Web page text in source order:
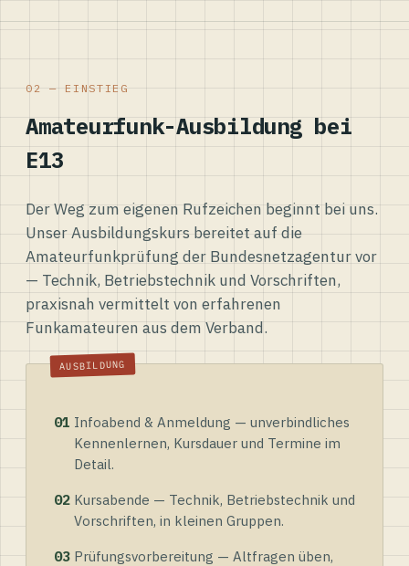
02 — EINSTIEG
Amateurfunk-Ausbildung bei
E13
Der Weg zum eigenen Rufzeichen beginnt bei uns.
Unser Ausbildungskurs bereitet auf die
Amateurfunkprüfung der Bundesnetzagentur vor
— Technik, Betriebstechnik und Vorschriften,
praxisnah vermittelt von erfahrenen
Funkamateuren aus dem Verband.
01 Infoabend & Anmeldung — unverbindliches
Kennenlernen, Kursdauer und Termine im
Detail.
02 Kursabende — Technik, Betriebstechnik und
Vorschriften, in kleinen Gruppen.
03 Prüfungsvorbereitung — Altfragen üben,